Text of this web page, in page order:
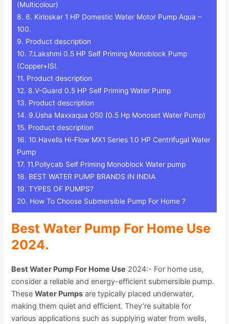
(Multicolour)
8. 6. Kirloskar 1 HP Domestic Water Motor Pump Aqua –
100.
9. Product description
10. 7.Lakshmi 0.5 HP Self Priming Monoblock Pump
(Copper+ISI.
11. Product description
12. 8.V-Guard 0.5 HP Self Priming Water Pump
13. Product description
14. 9.Usha Maxxaqua 050 (0.5 Hp Monoset Water Pump)
15. Product description
16. 10.Havells Hi-Flow MX1 Series 1.0 HP Centrifugal Water
Pump
17. 11.Pollycab Self Priming Monoblock Water pump
18. BEST WATER PUMP BRANDS IN INDIA
19. TYPES OF PUMPS?
20. How To Choose Submersible Pump For Home ?
Best Water Pump For Home Use
2024.
Best Water Pump For Home Use 2024:- For home use,
consider a reliable and energy-efficient submersible pump.
TheseWater Pumps are typically placed underwater,
making them quiet and efficient. They’re suitable for
various applications such as supplying water from wells,